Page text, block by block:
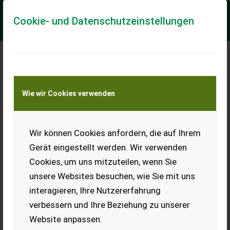
Cookie- und Datenschutzeinstellungen
Wie wir Cookies verwenden
Wir können Cookies anfordern, die auf Ihrem
Gerät eingestellt werden. Wir verwenden
Cookies, um uns mitzuteilen, wenn Sie
unsere Websites besuchen, wie Sie mit uns
interagieren, Ihre Nutzererfahrung
verbessern und Ihre Beziehung zu unserer
Website anpassen.
Meine Transportkostenanfrage
Transport von Land- und Baumaschinen –
KEINE Tiertransporte
Claas Axos 3.95 Trend
Motor, Stage IV, 24/12
Twinshift Getriebe, 40km/h,
Motordrehzahlspeicher,
90l/min Hydraulikleistung, 3
EUR 79.990 inkl. 20 % MwSt.